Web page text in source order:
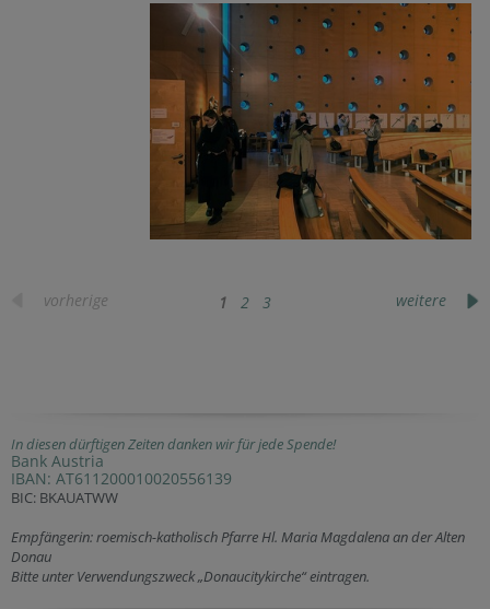
vorherige 1 2 3 weitere
In diesen dürftigen Zeiten danken wir für jede Spende!
Bank Austria
IBAN: AT611200010020556139
BIC: BKAUATWW
Empfängerin: roemisch-katholisch Pfarre Hl. Maria Magdalena an der Alten
Donau
Bitte unter Verwendungszweck „Donaucitykirche“ eintragen.